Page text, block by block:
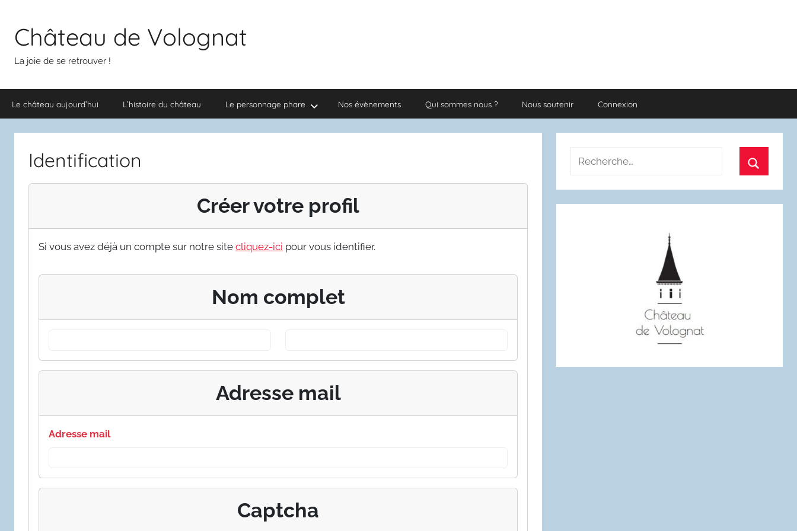
contenuChâteau de Volognat
La joie de se retrouver !
Le château aujourd’hui L’histoire du château Le personnage phare Nos évènements Qui sommes nous ? Nous soutenir Connexion
Identification
Créer votre profil
Si vous avez déjà un compte sur notre site cliquez-ici pour vous identifier.
Nom complet
Adresse mail
Adresse mail
Captcha
Recherche
: